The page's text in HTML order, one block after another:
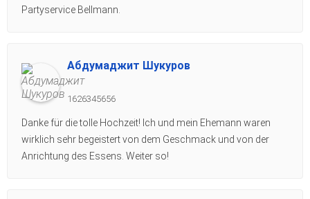
Partyservice Bellmann.
Абдумаджит Шукуров
1626345656
Danke für die tolle Hochzeit! Ich und mein Ehemann waren
wirklich sehr begeistert von dem Geschmack und von der
Anrichtung des Essens. Weiter so!